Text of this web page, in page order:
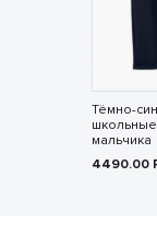
Тёмно-
мальчика
4490.00